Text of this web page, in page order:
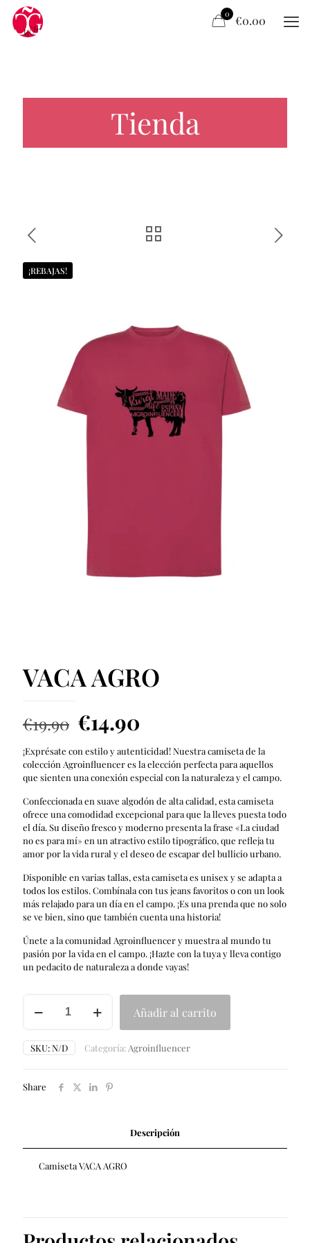
0 €0.00
Tienda
¡REBAJAS!
VACA AGRO
€19.90 El
precio
original
era:
€19.90.
€14.90
precio
actual
es:
€14.90.
¡Exprésate con estilo y autenticidad! Nuestra camiseta de la
colección Agroinfluencer es la elección perfecta para aquellos
que sienten una conexión especial con la naturaleza y el campo.
Confeccionada en suave algodón de alta calidad, esta camiseta
ofrece una comodidad excepcional para que la lleves puesta todo
el día. Su diseño fresco y moderno presenta la frase «La ciudad
no es para mí» en un atractivo estilo tipográfico, que refleja tu
amor por la vida rural y el deseo de escapar del bullicio urbano.
Disponible en varias tallas, esta camiseta es unisex y se adapta a
todos los estilos. Combínala con tus jeans favoritos o con un look
más relajado para un día en el campo. ¡Es una prenda que no solo
se ve bien, sino que también cuenta una historia!
Únete a la comunidad Agroinfluencer y muestra al mundo tu
pasión por la vida en el campo. ¡Hazte con la tuya y lleva contigo
un pedacito de naturaleza a donde vayas!
AGRO
Añadir al carrito
SKU: N/D Categoría: Agroinfluencer
Share
Descripción
Camiseta VACA AGRO